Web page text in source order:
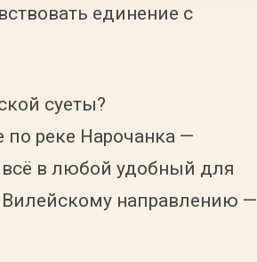
единение с
суеты?
по реке Нарочанка —
в любой удобный для
направлению —